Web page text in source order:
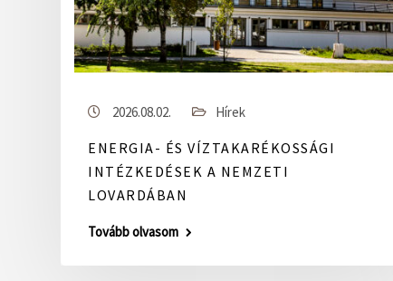
2026.08.02. Hírek
ENERGIA- ÉS VÍZTAKARÉKOSSÁGI
INTÉZKEDÉSEK A NEMZETI
LOVARDÁBAN
Tovább olvasom